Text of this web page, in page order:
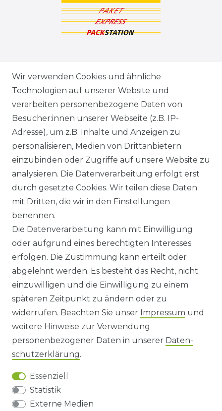
VERSANDARTEN & -KOSTEN
GEWERBETREIBENDE?
HILFE
KONTAKT
ANFAHRT
WIDERRUFS­FORMULAR
HINWEISE ZUR BATTERIEENTSORGUNG
IMPRESSUM
AGB UND KUNDENINFORMATIONEN
DATENSCHUTZERKLÄRUNG
BARRIEREFREIHEIT
Wir verwenden Cookies und ähnliche
Technologien auf unserer Website und
verarbeiten personenbezogene Daten von
Besucher:innen unserer Webseite (z.B. IP-
Adresse), um z.B. Inhalte und Anzeigen zu
personalisieren, Medien von Drittanbietern
einzubinden oder Zugriffe auf unsere Website zu
analysieren. Die Datenverarbeitung erfolgt erst
durch gesetzte Cookies. Wir teilen diese Daten
mit Dritten, die wir in den Einstellungen
benennen.
Die Datenverarbeitung kann mit Einwilligung
oder aufgrund eines berechtigten Interesses
erfolgen. Die Zustimmung kann erteilt oder
abgelehnt werden. Es besteht das Recht, nicht
einzuwilligen und die Einwilligung zu einem
späteren Zeitpunkt zu ändern oder zu
widerrufen. Beachten Sie unser Impressum und
weitere Hinweise zur Verwendung
personenbezogener Daten in unserer Daten­
schutz­erklärung.
Essenziell
Statistik
Externe Medien